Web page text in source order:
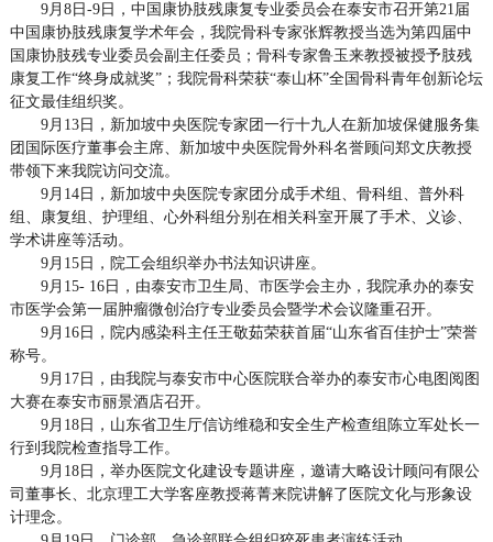
9月8日-9日，中国康协肢残康复专业委员会在泰安市召开第21届
中国康协肢残康复学术年会，我院骨科专家张辉教授当选为第四届中
国康协肢残专业委员会副主任委员；骨科专家鲁玉来教授被授予肢残
康复工作“终身成就奖”；我院骨科荣获“泰山杯”全国骨科青年创新论坛
征文最佳组织奖。
9月13日，新加坡中央医院专家团一行十九人在新加坡保健服务集
团国际医疗董事会主席、新加坡中央医院骨外科名誉顾问郑文庆教授
带领下来我院访问交流。
9月14日，新加坡中央医院专家团分成手术组、骨科组、普外科
组、康复组、护理组、心外科组分别在相关科室开展了手术、义诊、
学术讲座等活动。
9月15日，院工会组织举办书法知识讲座。
9月15- 16日，由泰安市卫生局、市医学会主办，我院承办的泰安
市医学会第一届肿瘤微创治疗专业委员会暨学术会议隆重召开。
9月16日，院内感染科主任王敬茹荣获首届“山东省百佳护士”荣誉
称号。
9月17日，由我院与泰安市中心医院联合举办的泰安市心电图阅图
大赛在泰安市丽景酒店召开。
9月18日，山东省卫生厅信访维稳和安全生产检查组陈立军处长一
行到我院检查指导工作。
9月18日，举办医院文化建设专题讲座，邀请大略设计顾问有限公
司董事长、北京理工大学客座教授蒋菁来院讲解了医院文化与形象设
计理念。